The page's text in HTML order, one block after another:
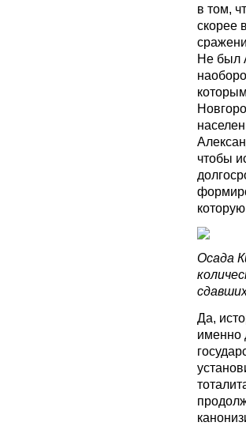
в том,
скорее
Не был
чтобы
Осада
Да,
именно